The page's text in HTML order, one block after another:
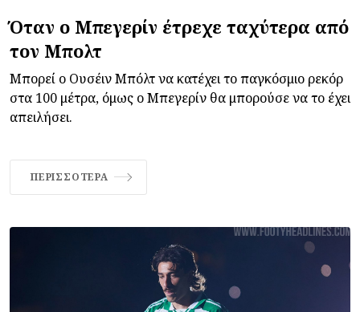
Όταν ο Μπεγερίν έτρεχε ταχύτερα από
τον Μπολτ
Μπορεί ο Ουσέιν Μπόλτ να κατέχει το παγκόσμιο ρεκόρ
στα 100 μέτρα, όμως ο Μπεγερίν θα μπορούσε να το έχει
απειλήσει.
ΠΕΡΙΣΣΌΤΕΡΑ